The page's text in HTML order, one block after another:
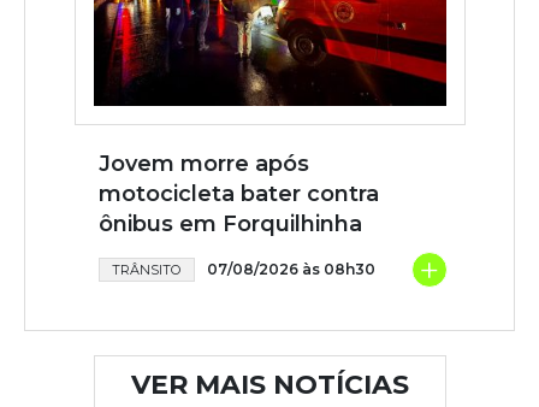
Jovem morre após
motocicleta bater contra
ônibus em Forquilhinha
TRÂNSITO 07/08/2026 às 08h30 +
VER MAIS NOTÍCIAS